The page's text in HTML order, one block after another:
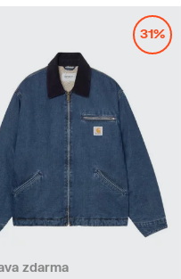
31%
zdarma
S